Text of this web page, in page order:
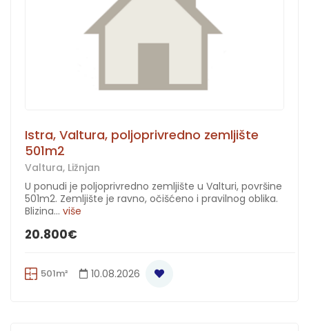
Istra, Valtura, poljoprivredno zemljište
501m2
Valtura, Ližnjan
U ponudi je poljoprivredno zemljište u Valturi, površine
501m2. Zemljište je ravno, očišćeno i pravilnog oblika.
Blizina... više
20.800€
501m² 10.08.2026